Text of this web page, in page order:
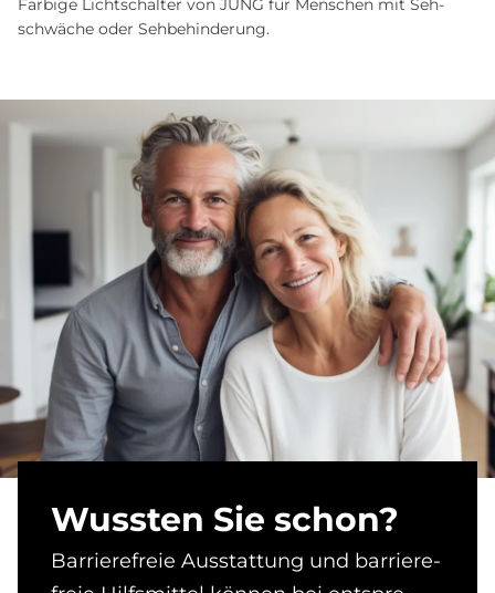
Farbige Licht­schalter von JUNG für Menschen mit Seh­
schwäche oder Seh­behinderung.
Wuss­ten Sie schon?
Bar­rie­re­freie Aus­stat­tung und bar­rie­re­